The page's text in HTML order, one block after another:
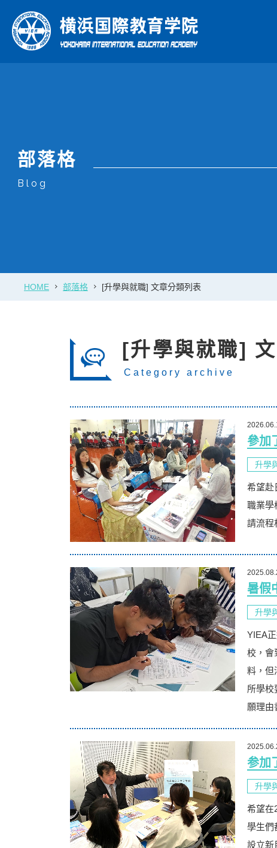
本學院特色
What Makes Us Special
學校介紹
About Us
課程
Courses
綜合日本
部落格
Blog
HOME 部落格 [升學與就職] 文章分類列表
[升學與就職]
Category archive
參加
升學
希望赴
職業學
請流程
暑假
升學
YIEA
校，會
料，但
所學校
願理
参加
升學
希望在
學生們
設立新